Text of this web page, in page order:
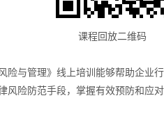
课程回放二维码
险与管理》线上培训能够帮助企业
风险防范手段，掌握有效预防和应